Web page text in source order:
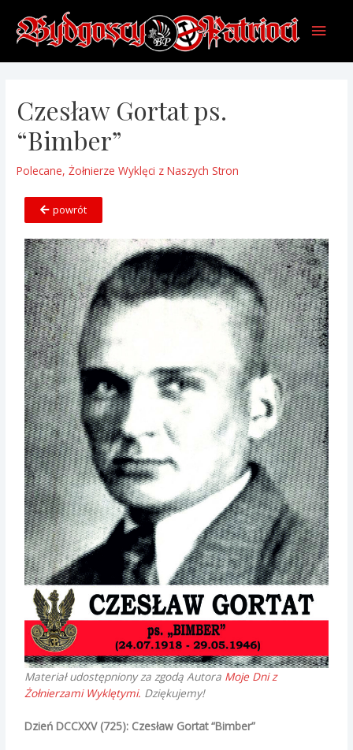
Czesław Gortat ps.
“Bimber”
Polecane,Żołnierze Wyklęci z Naszych Stron
powrót
Materiał udostępniony za zgodą Autora Moje Dni z
Żołnierzami Wyklętymi. Dziękujemy!
Dzień DCCXXV (725): Czesław Gortat “Bimber”